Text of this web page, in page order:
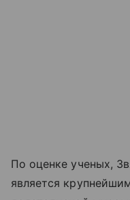
По оценке ученых,
является